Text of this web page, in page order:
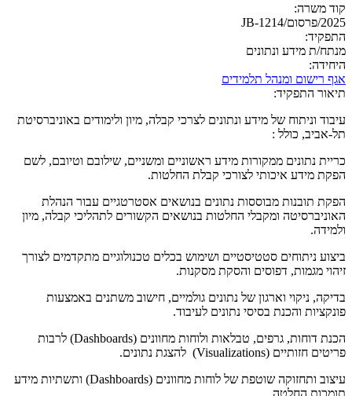
קוד משרה:
2025/פרסום/JB-1214
התפקיד:
מנתח/ת מידע ונתונים
היחידה:
אגף רישום ומנהל תלמידים
תיאור התפקיד:
עיבוד וניתוח של מידע ונתונים לצרכי קבלה, מיון ולימודים באוניברסיטת
תל-אביב, כולל :
כריית נתונים ממקורות מידע ראשוניים ומשניים, שילובם וטיובם, לשם
הפקת מידע איכותי לצורכי קבלת החלטות.
הפקת תובנות מבוססות נתונים בנושאים אסטרטגיים עבור הנהלת
האוניברסיטה ומקבלי החלטות בנושאים הקשורים לתהליכי קבלה, מיון
ולמידה.
ביצוע ניתוחים סטטיסטיים ושימוש בכלים טכנולוגיים מתקדמים לצורך
זיהוי מגמות, דפוסים והסקת מסקנות.
בדיקה, ניקוי וארגון של נתונים גולמיים, חישוב משתנים באמצעות
פונקציות והכנת בסיסי נתונים לעיבוד.
הכנת דוחות, גרפים, טבלאות ולוחות מחוונים (Dashboards) לרבות
פריטים חזותיים (Visualizations) להצגת נתונים.
עיצוב ותחזוקה שוטפת של לוחות מחוונים (Dashboards) ותשתיות מידע
תומכות החלטה.